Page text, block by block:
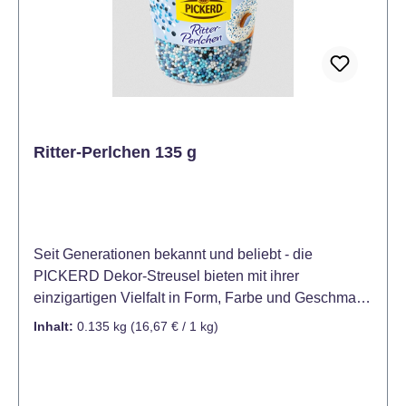
Ritter-Perlchen 135 g
Seit Generationen bekannt und beliebt - die
PICKERD Dekor-Streusel bieten mit ihrer
einzigartigen Vielfalt in Form, Farbe und Geschmack
für jeden Anlass die passende Dekoration. Mit den
Inhalt: 0.135 kg (16,67 € / 1 kg)